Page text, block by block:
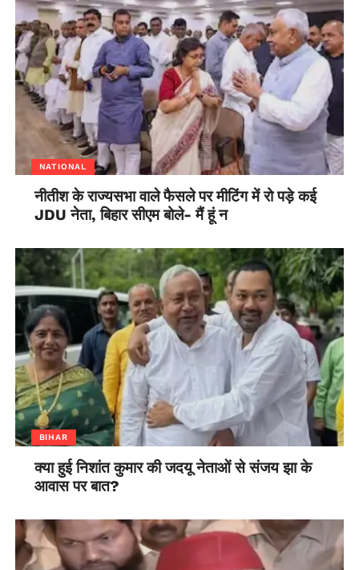
NATIONAL
नीतीश के राज्यसभा वाले फैसले पर मीटिंग में रो पड़े कई
JDU नेता, बिहार सीएम बोले- मैं हूं न
BIHAR
क्या हुई निशांत कुमार की जदयू नेताओं से संजय झा के
आवास पर बात?